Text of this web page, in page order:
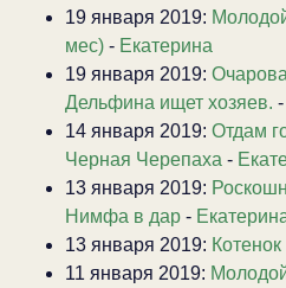
19 января 2019:
мес) - Екатерина
19 января 2019:
Дельфина ищет хозяев. -
14 января 2019: Отдам
Черная Черепаха -
13 января 2019:
Нимфа в дар -
13 января 2019:
11 января 2019: